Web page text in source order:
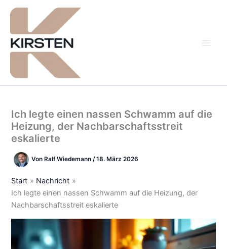
springen
Ich legte einen nassen Schwamm auf die
Heizung, der Nachbarschaftsstreit
eskalierte
Von Ralf Wiedemann/18. März 2026
Start
Nachricht
Ich legte einen nassen Schwamm auf die Heizung, der
Nachbarschaftsstreit eskalierte